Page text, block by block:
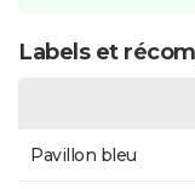
Labels et
Pavillon bleu